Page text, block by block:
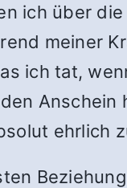
ich über
meiner
ich tat,
ehrlich